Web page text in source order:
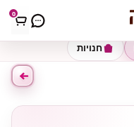
0
חנויות